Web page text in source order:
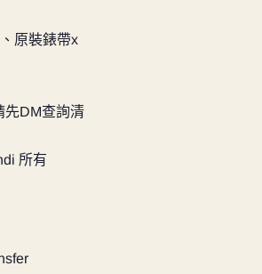
原裝錶帶x
先DM查詢清
所有